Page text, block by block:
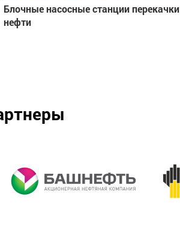
Блочные насосные станции перекачки
нефти